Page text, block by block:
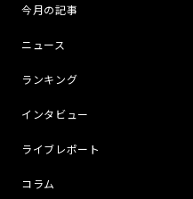
今月の記事
ニュース
ランキング
インタビュー
ライブレポート
コラム